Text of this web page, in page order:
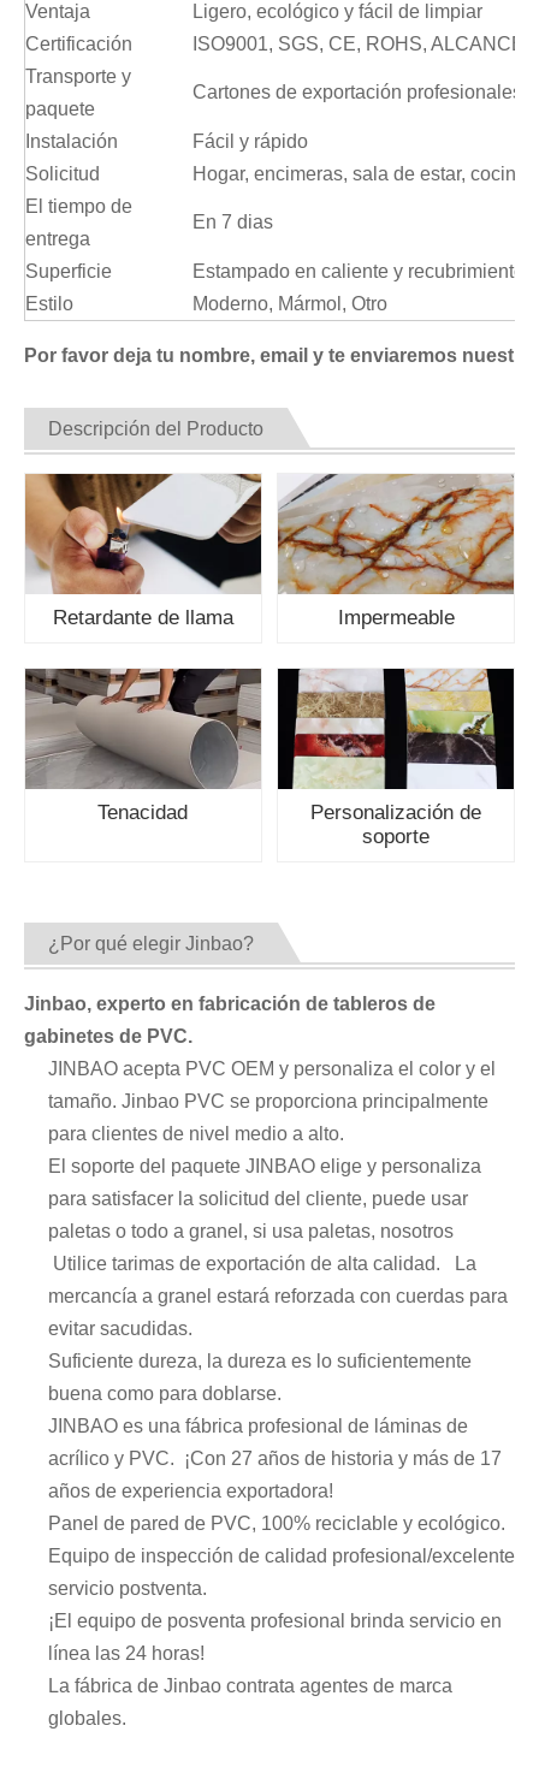
Ventaja
Ligero, ecológico y fácil de limpiar
Certificación
ISO9001, SGS, CE, ROHS, ALCANCE
Transporte y
paquete
Cartones de exportación profesionales,
Instalación
Fácil y rápido
Solicitud
Hogar, encimeras, sala de estar,
El tiempo de
entrega
En 7 dias
Superficie
Estampado en caliente y recubrimiento
Estilo
Moderno, Mármol, Otro
Por favor deja tu nombre, email y te enviaremos
Descripción del Producto
Retardante de llama Impermeable
Tenacidad
Personalización de
soporte
¿Por qué elegir Jinbao?
Jinbao, experto en fabricación de tableros de
gabinetes de PVC.
JINBAO acepta PVC OEM y personaliza el color y el
tamaño. Jinbao PVC se proporciona principalmente
para clientes de nivel medio a alto.
El soporte del paquete JINBAO elige y personaliza
para satisfacer la solicitud del cliente, puede usar
paletas o todo a granel, si usa paletas, nosotros
Utilice tarimas de exportación de alta calidad. La
mercancía a granel estará reforzada con cuerdas para
evitar sacudidas.
Suficiente dureza, la dureza es lo suficientemente
buena como para doblarse.
JINBAO es una fábrica profesional de láminas de
acrílico y PVC. ¡Con 27 años de historia y más de 17
años de experiencia exportadora!
Panel de pared de PVC, 100% reciclable y ecológico.
Equipo de inspección de calidad profesional/excelente
servicio postventa.
¡El equipo de posventa profesional brinda servicio en
línea las 24 horas!
La fábrica de Jinbao contrata agentes de marca
globales.